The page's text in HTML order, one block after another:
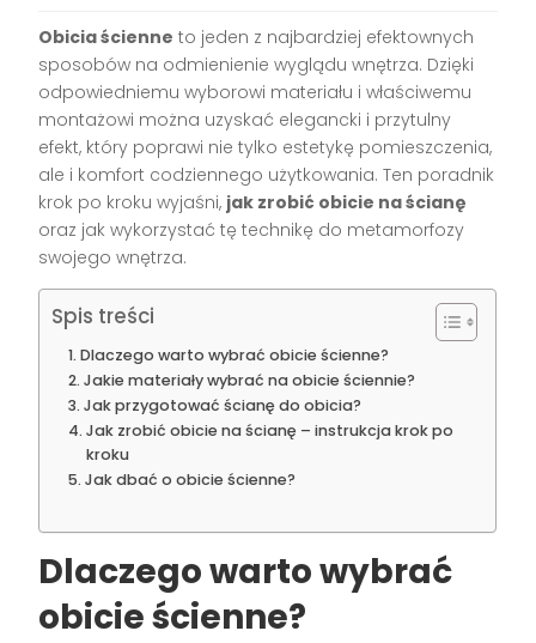
Obicia ścienne to jeden z najbardziej efektownych
sposobów na odmienienie wyglądu wnętrza. Dzięki
odpowiedniemu wyborowi materiału i właściwemu
montażowi można uzyskać elegancki i przytulny
efekt, który poprawi nie tylko estetykę pomieszczenia,
ale i komfort codziennego użytkowania. Ten poradnik
krok po kroku wyjaśni, jak zrobić obicie na ścianę
oraz jak wykorzystać tę technikę do metamorfozy
swojego wnętrza.
Spis treści
Dlaczego warto wybrać obicie ścienne?
Jakie materiały wybrać na obicie ściennie?
Jak przygotować ścianę do obicia?
Jak zrobić obicie na ścianę – instrukcja krok po
kroku
Jak dbać o obicie ścienne?
Dlaczego warto wybrać
obicie ścienne?